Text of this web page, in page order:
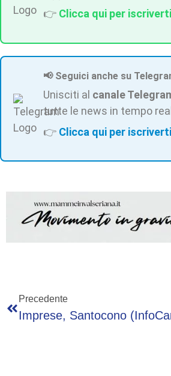
👉 Clicca qui per
📢 Seguici anche su
Unisciti al canale
tutte le news in tempo
👉 Clicca qui per
Precedente